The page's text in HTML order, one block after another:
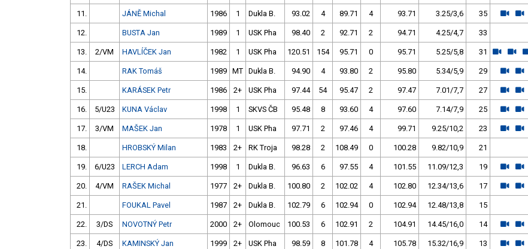
11. JÁNĚ Michal 1986 1 Dukla B. 93.02 4 89.71 4 93.71 3.25/3,6 35
12. BUSTA Jan 1989 1 USK Pha 98.40 2 92.71 2 94.71 4.25/4,7 33
13. 2/VM HAVLÍČEK Jan 1982 1 USK Pha 120.51 154 95.71 0 95.71 5.25/5,8 31
14. RAK Tomáš 1989 MT Dukla B. 94.90 4 93.80 2 95.80 5.34/5,9 29
15. KARÁSEK Petr 1986 2+ USK Pha 97.44 54 95.47 2 97.47 7.01/7,7 27
16. 5/U23 KUNA Václav 1998 1 SKVS ČB 95.48 8 93.60 4 97.60 7.14/7,9 25
17. 3/VM MAŠEK Jan 1978 1 USK Pha 97.71 2 97.46 4 99.71 9.25/10,2 23
18. HROBSKÝ Milan 1983 2+ RK Troja 98.28 2 108.49 0 100.28 9.82/10,9 21
19. 6/U23 LERCH Adam 1998 1 Dukla B. 96.63 6 97.55 4 101.55 11.09/12,3 19
20. 4/VM RAŠEK Michal 1977 2+ Dukla B. 100.80 2 102.02 4 102.80 12.34/13,6 17
21. FOUKAL Pavel 1987 2+ Dukla B. 102.79 6 102.94 0 102.94 12.48/13,8 15
22. 3/DS NOVOTNÝ Petr 2000 2+ Olomouc 100.53 6 102.91 2 104.91 14.45/16,0 14
23. 4/DS KAMINSKÝ Jan 1999 2+ USK Pha 98.59 8 101.78 4 105.78 15.32/16,9 13